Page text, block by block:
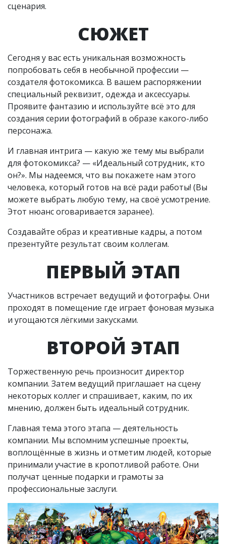
сценария.
СЮЖЕТ
Сегодня у вас есть уникальная возможность
попробовать себя в необычной профессии —
создателя фотокомикса. В вашем распоряжении
специальный реквизит, одежда и аксессуары.
Проявите фантазию и используйте всё это для
создания серии фотографий в образе какого-либо
персонажа.
И главная интрига — какую же тему мы выбрали
для фотокомикса? — «Идеальный сотрудник, кто
он?». Мы надеемся, что вы покажете нам этого
человека, который готов на всё ради работы! (Вы
можете выбрать любую тему, на своё усмотрение.
Этот нюанс оговаривается заранее).
Создавайте образ и креативные кадры, а потом
презентуйте результат своим коллегам.
ПЕРВЫЙ ЭТАП
Участников встречает ведущий и фотографы. Они
проходят в помещение где играет фоновая музыка
и угощаются лёгкими закусками.
ВТОРОЙ ЭТАП
Торжественную речь произносит директор
компании. Затем ведущий приглашает на сцену
некоторых коллег и спрашивает, каким, по их
мнению, должен быть идеальный сотрудник.
Главная тема этого этапа — деятельность
компании. Мы вспомним успешные проекты,
воплощённые в жизнь и отметим людей, которые
принимали участие в кропотливой работе. Они
получат ценные подарки и грамоты за
профессиональные заслуги.